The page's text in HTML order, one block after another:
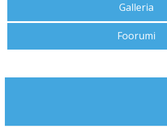
Galleria
Foorumi